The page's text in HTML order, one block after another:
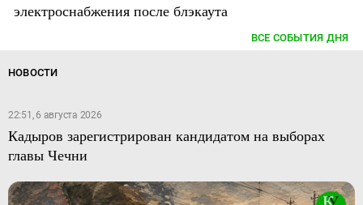
электроснабжения после блэкаута
ВСЕ СОБЫТИЯ ДНЯ
НОВОСТИ
22:51, 6 августа 2026
Кадыров зарегистрирован кандидатом на выборах
главы Чечни